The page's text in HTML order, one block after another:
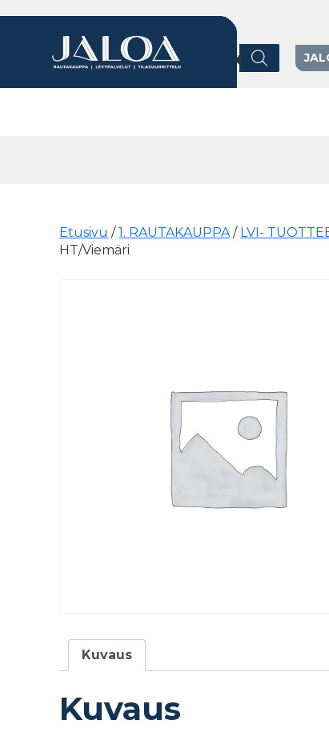
Products search
Etusivu /1. RAUTAKAUPPA / LVI-
HT/Viemäri
Kuvaus
Kuvaus